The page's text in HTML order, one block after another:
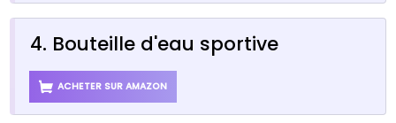
4. Bouteille d'eau sportive
ACHETER SUR AMAZON